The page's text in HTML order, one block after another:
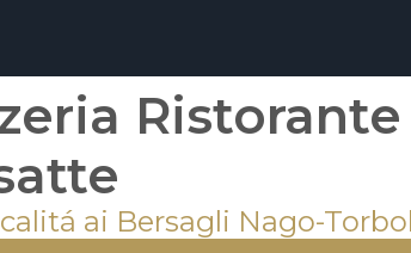
ai Bersagli Nago-